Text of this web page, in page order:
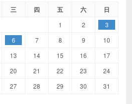
三 四 五 六 日
1 2
3
6 7 8 9
10
13 14 15 16
17
20 21 22 23
24
27 28 29 30
31